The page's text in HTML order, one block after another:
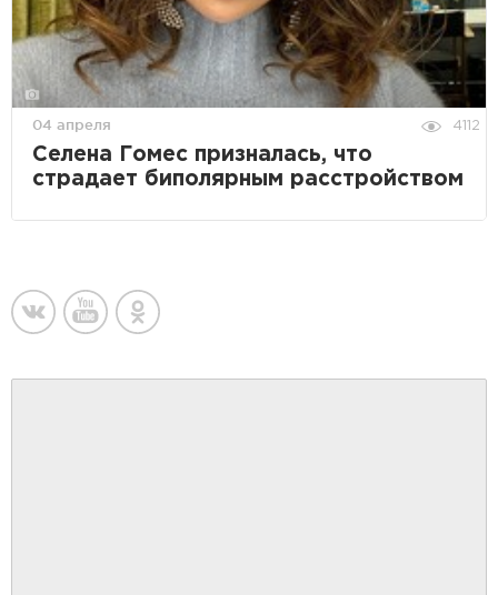
04 апреля 4112
Селена Гомес призналась, что
страдает биполярным расстройством